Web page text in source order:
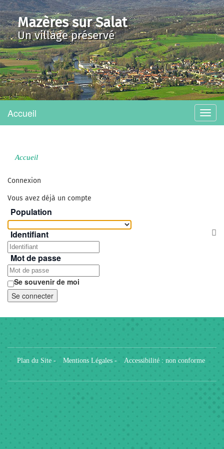
Mazères sur Salat
Un village préservé
Menu
Accueil
Accueil
Connexion
Vous avez déjà un compte
Population
Identifiant
Mot de passe
Se souvenir de moi
Se connecter
Plan du Site- Mentions Légales- Accessibilité : non conforme